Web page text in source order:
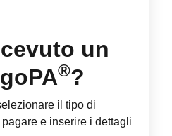
un
®?
il tipo di
e inserire i dettagli